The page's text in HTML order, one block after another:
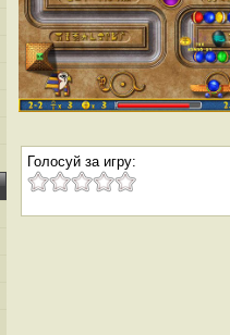
Голосуй за игру: